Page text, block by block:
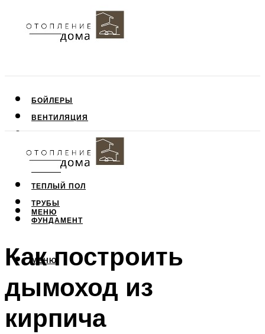
БОЙЛЕРЫ
ВЕНТИЛЯЦИЯ
ПОТОЛОК
СТЕНЫ
ТЕПЛЫЙ ПОЛ
ТРУБЫ
ФУНДАМЕНТ
МЕНЮ
МЕНЮ
Как построить
дымоход из
кирпича